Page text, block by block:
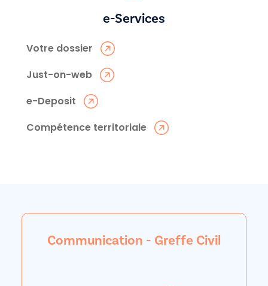
e-Services
Votre dossier
Just-on-web
e-Deposit
Compétence territoriale
Communication - Greffe Civil